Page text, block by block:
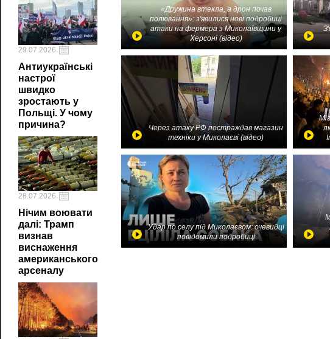
29.07.2026
Антиукраїнські
настрої
швидко
зростають у
Польщі. У чому
причина?
28.07.2026
Нічим воювати
далі: Трамп
визнав
виснаження
американського
арсеналу
«Дружина втекла, а дрон почав
полювання»: з'явилися нові подробиці
атаки на фермера з Миколаївщини у
Херсоні (відео)
Через атаку РФ постраждав магазин
техніки у Миколаєві (відео)
Удар по селу під Миколаєвом: очевидці
повідомили подробиці